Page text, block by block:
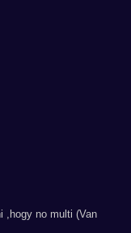
,hogy no multi (Van